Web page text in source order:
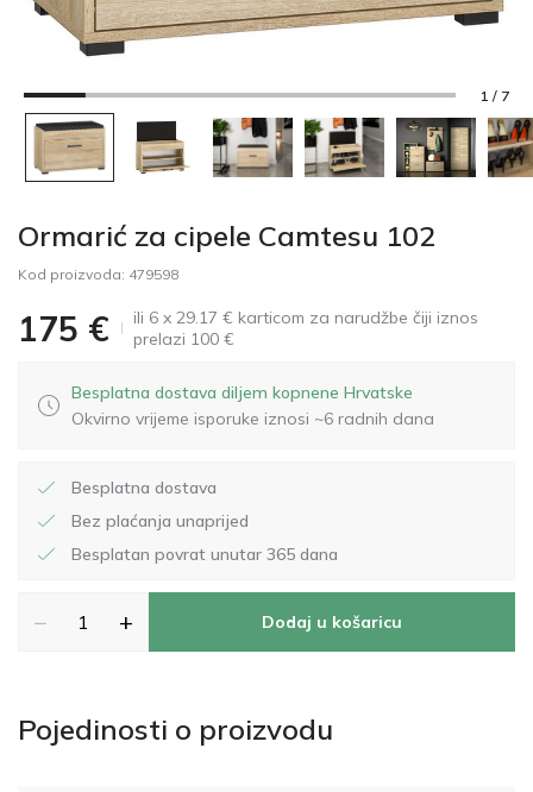
1 / 7
Ormarić za cipele Camtesu 102
Kod proizvoda: 479598
175 €
ili 6 x 29.17 € karticom za narudžbe čiji iznos
prelazi 100 €
Besplatna dostava diljem kopnene Hrvatske
Okvirno vrijeme isporuke iznosi ~6 radnih dana
Besplatna dostava
Bez plaćanja unaprijed
Besplatan povrat unutar 365 dana
− + Dodaj u košaricu
Pojedinosti o proizvodu